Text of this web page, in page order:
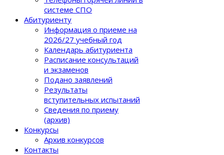
системе СПО
Абитуриенту
Информация о приеме на
2026/27 учебный год
Календарь абитуриента
Расписание консультаций
и экзаменов
Подано заявлений
Результаты
вступительных испытаний
Сведения по приему
(архив)
Конкурсы
Архив конкурсов
Контакты